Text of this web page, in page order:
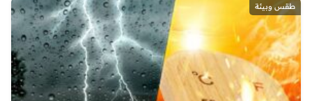
طقس وبيئة